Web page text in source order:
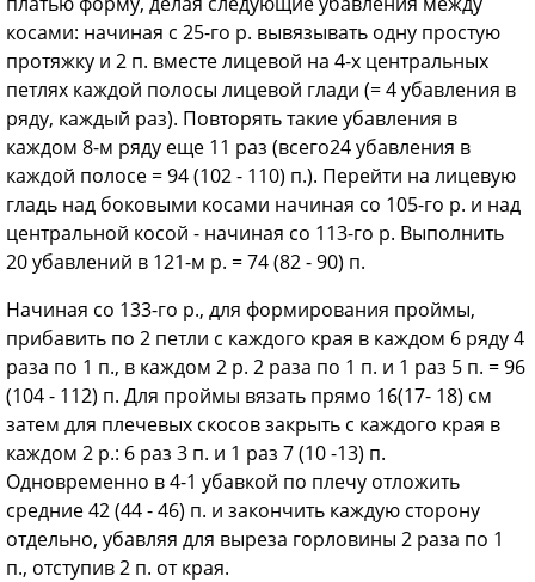
косами: начиная с 25-го р. вывязывать одну простую
протяжку и 2 п. вместе лицевой на 4-х центральных
петлях каждой полосы лицевой глади (= 4 убавления в
ряду, каждый раз). Повторять такие убавления в
каждом 8-м ряду еще 11 раз (всего24 убавления в
каждой полосе = 94 (102 - 110) п.). Перейти на лицевую
гладь над боковыми косами начиная со 105-го р. и над
центральной косой - начиная со 113-го р. Выполнить
20 убавлений в 121-м р. = 74 (82 - 90) п.
Начиная со 133-го р., для формирования проймы,
прибавить по 2 петли с каждого края в каждом 6 ряду 4
раза по 1 п., в каждом 2 р. 2 раза по 1 п. и 1 раз 5 п. = 96
(104 - 112) п. Для проймы вязать прямо 16(17- 18) см
затем для плечевых скосов закрыть с каждого края в
каждом 2 р.: 6 раз 3 п. и 1 раз 7 (10 -13) п.
Одновременно в 4-1 убавкой по плечу отложить
средние 42 (44 - 46) п. и закончить каждую сторону
отдельно, убавляя для выреза горловины 2 раза по 1
п., отступив 2 п. от края.